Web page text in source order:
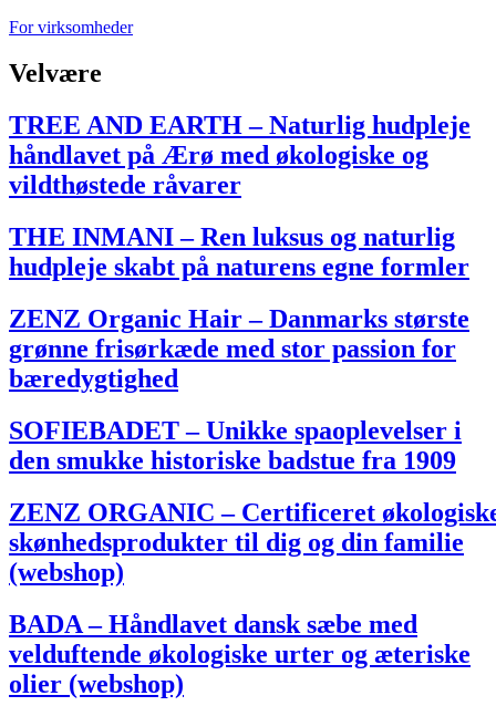
For virksomheder
Velvære
TREE AND EARTH – Naturlig hudpleje
håndlavet på Ærø med økologiske og
vildthøstede råvarer
THE INMANI – Ren luksus og naturlig
hudpleje skabt på naturens egne formler
ZENZ Organic Hair – Danmarks største
grønne frisørkæde med stor passion for
bæredygtighed
SOFIEBADET – Unikke spaoplevelser i
den smukke historiske badstue fra 1909
ZENZ ORGANIC – Certificeret
skønhedsprodukter til dig og din familie
(webshop)
BADA – Håndlavet dansk sæbe med
velduftende økologiske urter og æteriske
olier (webshop)